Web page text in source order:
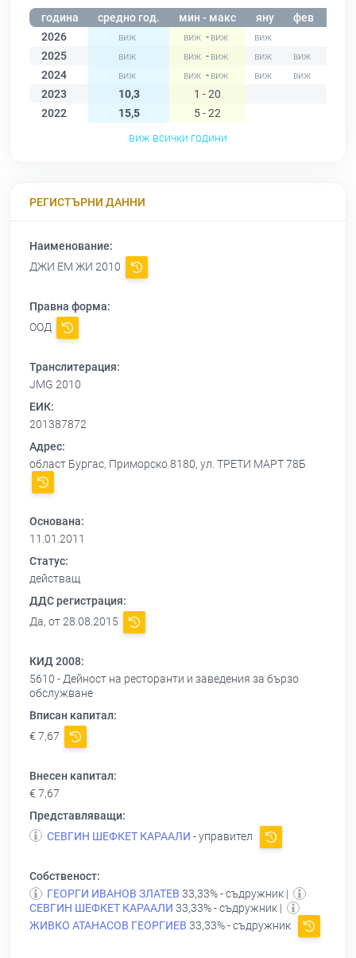
година средно год. мин - макс яну фев
2026
-
2025
-
2024
-
2023
10,3
1 - 20
2022
15,5
5 - 22
виж всички години
РЕГИСТЪРНИ ДАННИ
Наименование:
ДЖИ ЕМ ЖИ 2010
Правна форма:
ООД
Транслитерация:
JMG 2010
ЕИК:
201387872
Адрес:
област Бургас, Приморско 8180, ул. ТРЕТИ МАРТ 78Б
Основана:
11.01.2011
Статус:
действащ
ДДС регистрация:
Да, от 28.08.2015
КИД 2008:
5610 - Дейност на ресторанти и заведения за бързо
обслужване
Вписан капитал:
€ 7,67
Внесен капитал:
€ 7,67
Представляващи:
СЕВГИН ШЕФКЕТ КАРААЛИ - управител
Собственост:
ГЕОРГИ ИВАНОВ ЗЛАТЕВ 33,33% - съдружник |
СЕВГИН ШЕФКЕТ КАРААЛИ 33,33% - съдружник |
ЖИВКО АТАНАСОВ ГЕОРГИЕВ 33,33% - съдружник